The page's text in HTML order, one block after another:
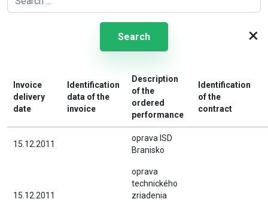
Search ×
Invoice
delivery
date
Identification
data of the
invoice
Description
of the
ordered
performance
Identification
of the
contract
15.12.2011
oprava ISD
Branisko
15.12.2011
oprava
technického
zriadenia